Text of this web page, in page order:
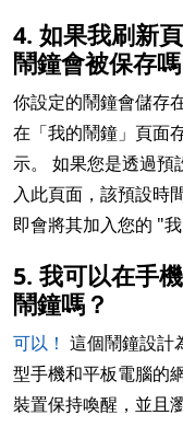
4. 如果我刷新
鬧鐘會被保存嗎
你設定的鬧鐘會儲存
在「我的鬧鐘」頁面
示。 如果您是透過預
入此頁面，該預設時
即會將其加入您的 "我
5. 我可以在手
鬧鐘嗎？
可以！ 這個鬧鐘設計
型手機和平板電腦的
裝置保持喚醒，並且